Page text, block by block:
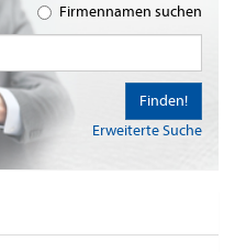
Firmennamen suchen
Erweiterte Suche
Finden!